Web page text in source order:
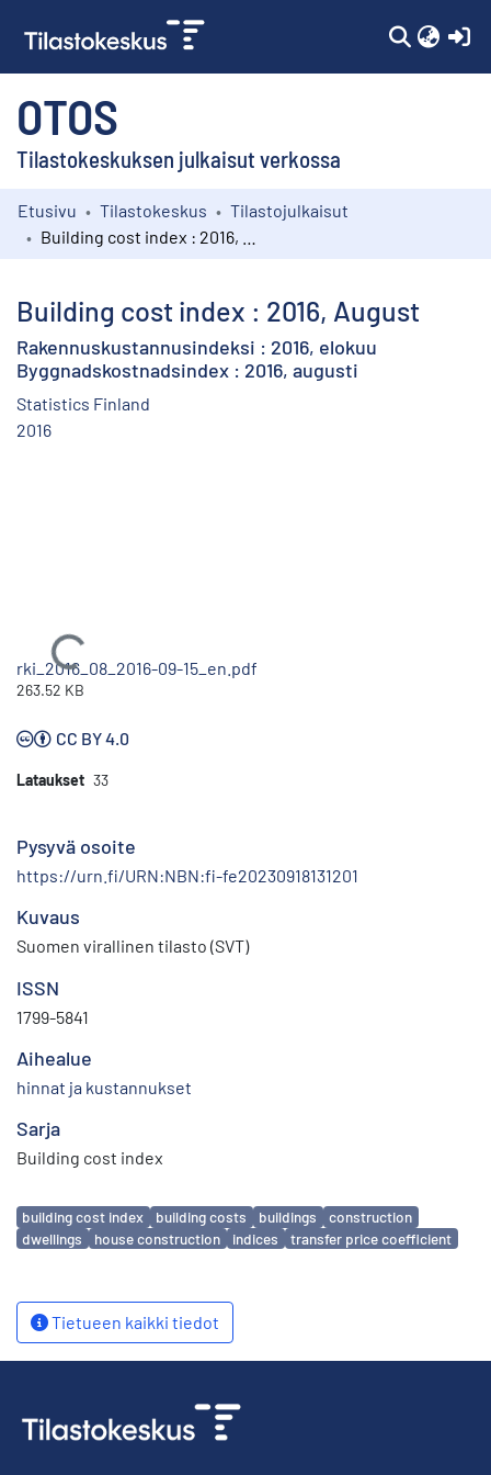
OTOS
Tilastokeskuksen julkaisut verkossa
Kokoelmat
Etusivu Tilastokeskus
Tilastojulkaisut
Building cost index : 2016, August
Rakennuskustannusindeksi : 2016, elokuu
Byggnadskostnadsindex : 2016, augusti
Statistics Finland
2016
Ladataan...
rki_2016_08_2016-09-15_en.pdf
263.52 KB
CC BY 4.0
Lataukset 33
Pysyvä osoite
https://urn.fi/URN:NBN:fi-fe20230918131201
Kuvaus
Suomen virallinen tilasto (SVT)
ISSN
1799-5841
Aihealue
hinnat ja kustannukset
Sarja
Building cost index
Avainsanat
building cost index building costs buildings
construction
dwellings
house construction indices transfer price coefficient
Tietueen kaikki tiedot